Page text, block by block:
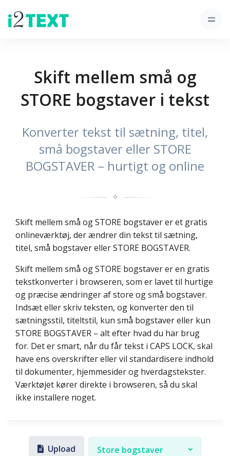
Skift mellem små og
STORE bogstaver i tekst
Konverter tekst til sætning, titel,
små bogstaver eller STORE
BOGSTAVER – hurtigt og online
✧
Skift mellem små og STORE bogstaver er et gratis
onlineværktøj, der ændrer din tekst til sætning,
titel, små bogstaver eller STORE BOGSTAVER.
Skift mellem små og STORE bogstaver er en gratis
tekstkonverter i browseren, som er lavet til hurtige
og præcise ændringer af store og små bogstaver.
Indsæt eller skriv teksten, og konverter den til
sætningsstil, titeltstil, kun små bogstaver eller kun
STORE BOGSTAVER – alt efter hvad du har brug
for. Det er smart, når du får tekst i CAPS LOCK, skal
have ens overskrifter eller vil standardisere indhold
til dokumenter, hjemmesider og hverdagstekster.
Værktøjet kører direkte i browseren, så du skal
ikke installere noget.
Upload Store bogstaver